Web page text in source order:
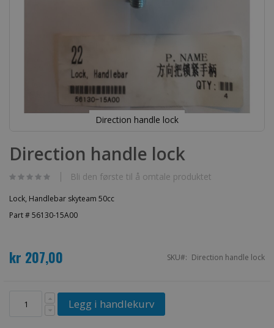
Direction handle lock
til
begynnelsen
bildegalleri
Direction handle lock
Bli den første til å omtale produktet
Lock, Handlebar skyteam 50cc
Part # 56130-15A00
kr 207,00 SKU Direction handle lock
Legg i handlekurv